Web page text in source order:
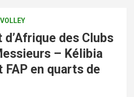
VOLLEY
d’Afrique des Clubs
– Kélibia
FAP en quarts de